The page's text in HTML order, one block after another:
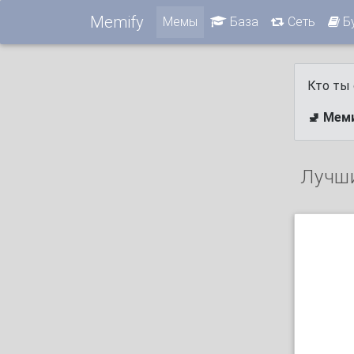
Memify Мемы База Сеть
Кто ты
🚽